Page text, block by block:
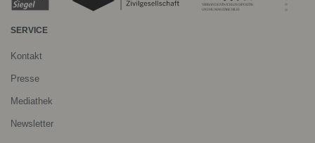
SERVICE
Kontakt
Presse
Mediathek
Newsletter